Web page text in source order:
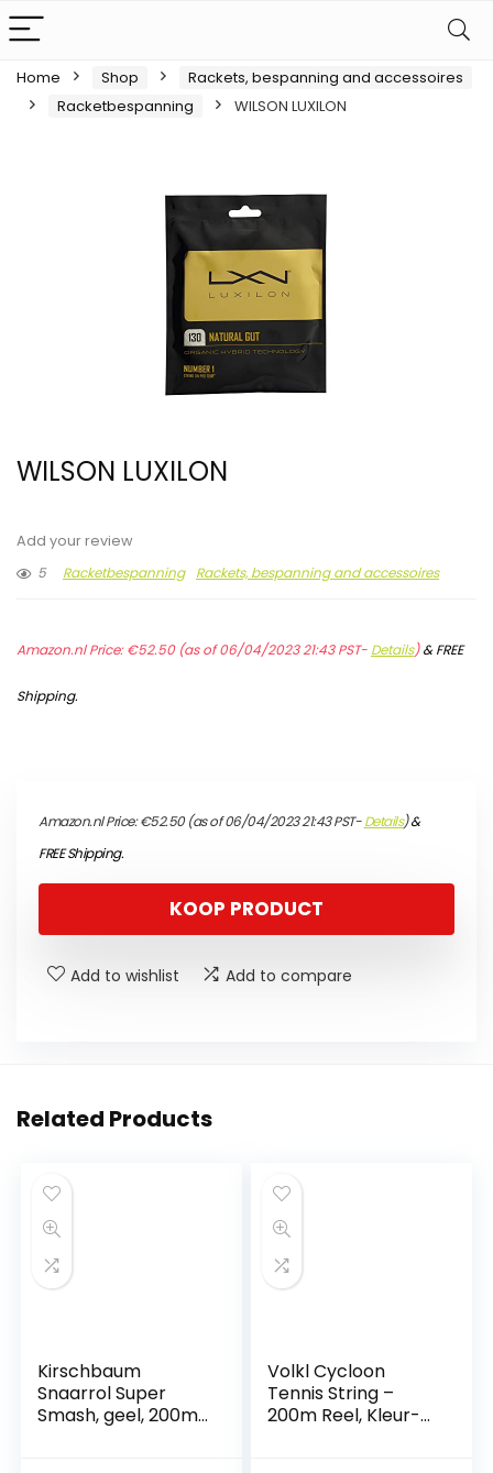
Home Shop
Rackets, bespanning and accessoires
Racketbespanning
WILSON LUXILON
WILSON LUXILON
Add your review
5
Racketbespanning Rackets, bespanning and accessoires
Amazon.nl Price:€52.50(as of 06/04/2023 21:43 PST- Details)&FREE
Shipping.
Amazon.nl Price:€52.50(as of 06/04/2023 21:43 PST-Details)&
FREE Shipping.
KOOP PRODUCT
Add to wishlist Add to compare
Related Products
Kirschbaum
Snaarrol Super
Smash, geel, 200m,
Volkl Cycloon
Tennis String –
200m Reel, Kleur-